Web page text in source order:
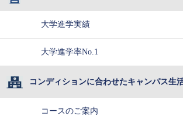
大学進学実績
大学進学率No.1
コンディションに合わせたキャンパス生
コースのご案内